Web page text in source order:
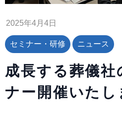
2025年4月4日
セミナー・研修 ニュース
成長する葬儀社
ナー開催いたし